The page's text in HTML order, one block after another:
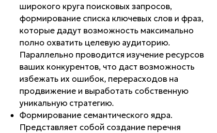
широкого круга поисковых запросов,
формирование списка ключевых слов и фраз,
которые дадут возможность максимально
полно охватить целевую аудиторию.
Параллельно проводится изучение ресурсов
ваших конкурентов, что даст возможность
избежать их ошибок, перерасходов на
продвижение и выработать собственную
уникальную стратегию.
Формирование семантического ядра.
Представляет собой создание перечня